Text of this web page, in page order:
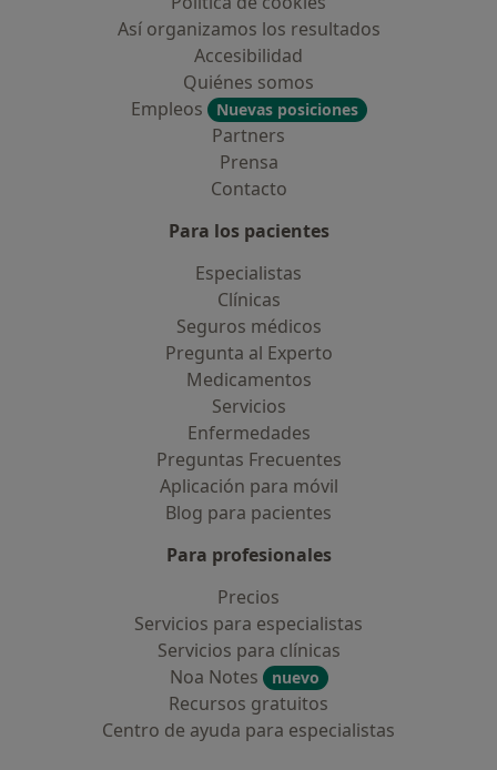
Así organizamos los resultados
Accesibilidad
Quiénes somos
Empleos
Nuevas posiciones
Partners
Prensa
Contacto
Para los pacientes
Especialistas
Clínicas
Seguros médicos
Pregunta al Experto
Medicamentos
Servicios
Enfermedades
Preguntas Frecuentes
Aplicación para móvil
Blog para pacientes
Para profesionales
Precios
Servicios para especialistas
Servicios para clínicas
Noa Notes
nuevo
Recursos gratuitos
Centro de ayuda para especialistas